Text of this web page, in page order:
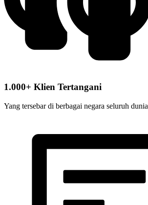
1.000+ Klien Tertangani
Yang tersebar di berbagai negara seluruh dunia